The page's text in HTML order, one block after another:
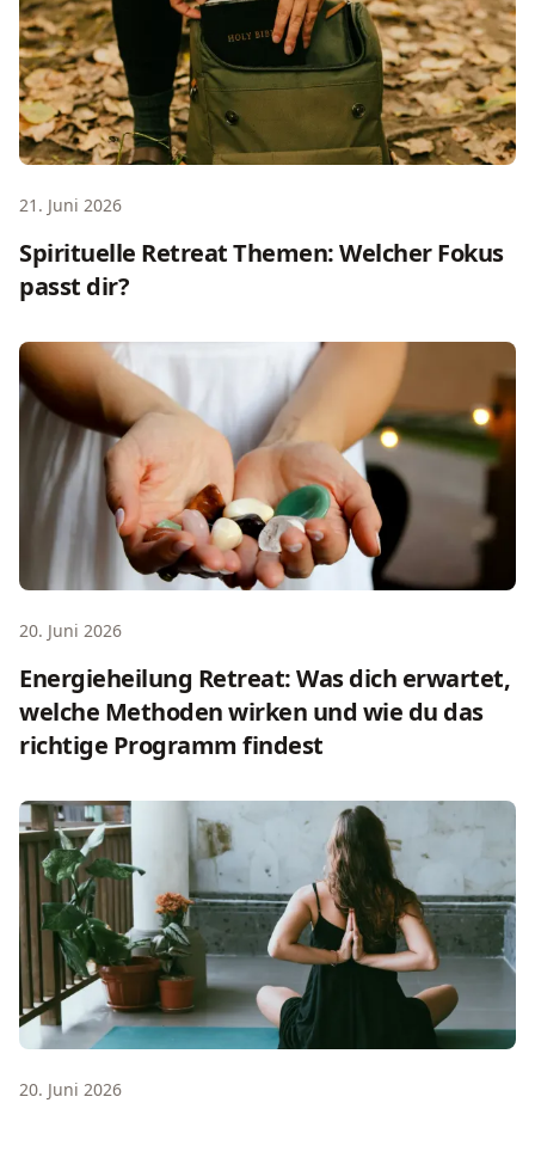
21. Juni 2026
Spirituelle Retreat Themen: Welcher Fokus
passt dir?
Energieheilung Retreat: Was dich erwartet, welche
20. Juni 2026
Energieheilung Retreat: Was dich erwartet,
welche Methoden wirken und wie du das
richtige Programm findest
20. Juni 2026